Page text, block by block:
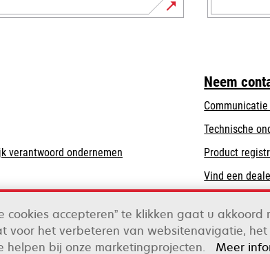
opens
tab
verantwoord ondernemen
tab
Neem
Technische
Product
Vind een
International, Inc., een bedrijf van Xerox
cookies accepteren” te klikken gaat u
voor het verbeteren van websitenavigatie,
helpen bij onze marketingprojecten.
Meer